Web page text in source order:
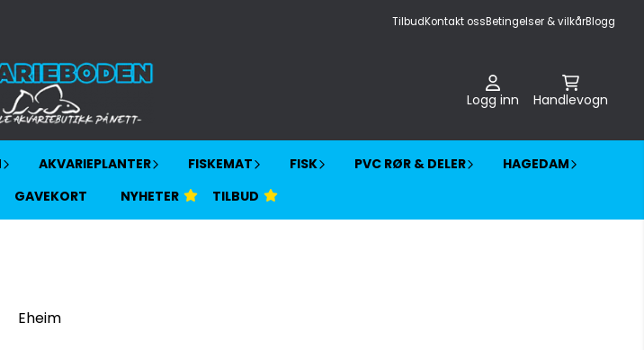
TilbudKontakt ossBetingelser & vilkårBlogg
Logg inn Handlevogn
AKVARIEPLANTER FISKEMAT FISK PVC RØR & DELER
HAGEDAM
GAVEKORT NYHETER TILBUD
Eheim